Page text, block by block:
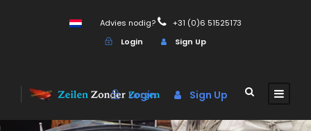
Advies nodig?
+31 (0)6 51525173
Login
Sign Up
Login Sign Up